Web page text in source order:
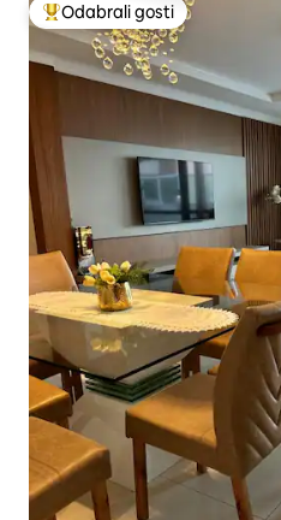
Među najviše rangiranima s
Odabrali gosti